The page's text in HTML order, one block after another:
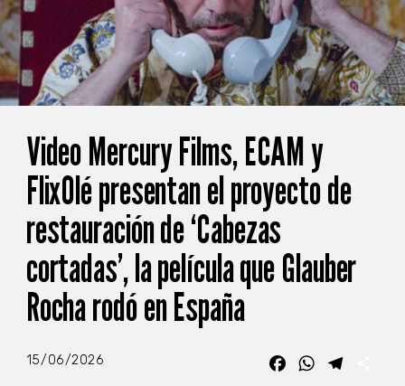
Video Mercury Films, ECAM y
FlixOlé presentan el proyecto de
restauración de ‘Cabezas
cortadas’, la película que Glauber
Rocha rodó en España
15/06/2026 FacebookWhatsApp